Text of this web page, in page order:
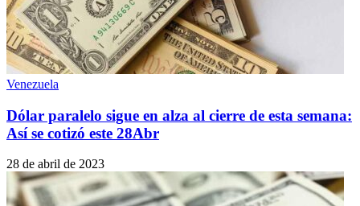
Venezuela
Dólar paralelo sigue en alza al cierre de esta semana:
Así se cotizó este 28Abr
28 de abril de 2023